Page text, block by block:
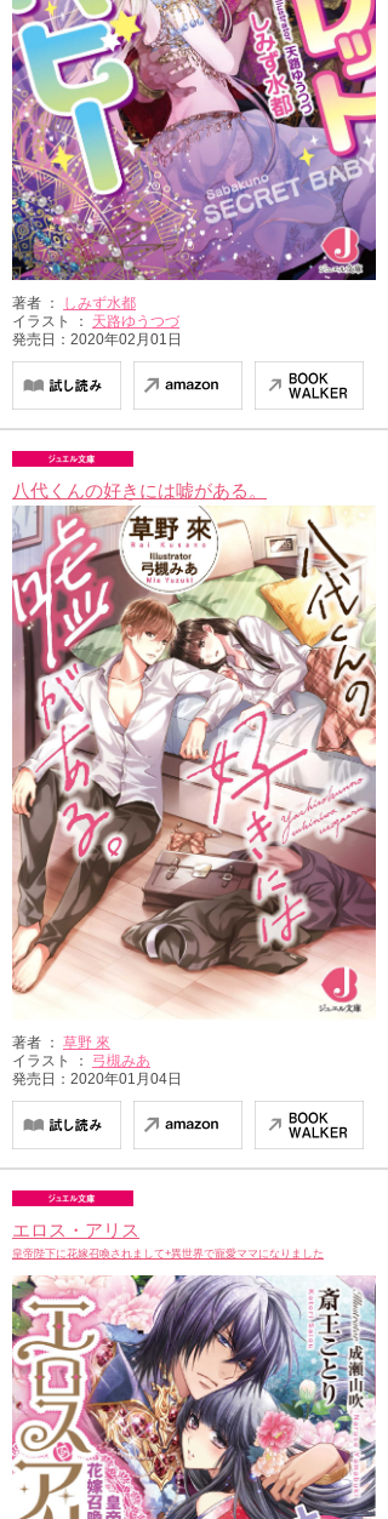
著者 ：
しみず水都
イラスト ： 天路ゆうつづ
発売日：2020年02月01日
八代くんの好きには嘘がある。
著者 ： 草野 來
イラスト ： 弓槻みあ
発売日：2020年01月04日
エロス・アリス
皇帝陛下に花嫁召喚されまして+異世界で寵愛ママになりました